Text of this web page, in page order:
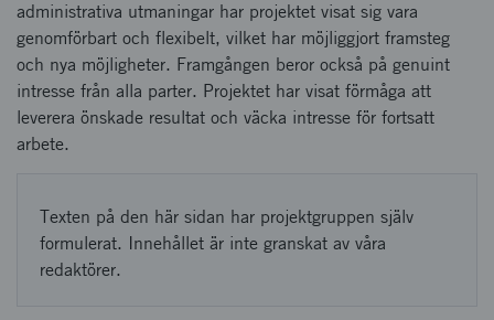
administrativa utmaningar har projektet visat sig vara
genomförbart och flexibelt, vilket har möjliggjort framsteg
och nya möjligheter. Framgången beror också på genuint
intresse från alla parter. Projektet har visat förmåga att
leverera önskade resultat och väcka intresse för fortsatt
arbete.
Texten på den här sidan har projektgruppen själv
formulerat. Innehållet är inte granskat av våra
redaktörer.